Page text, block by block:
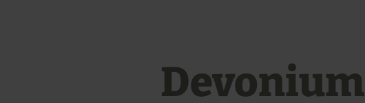
Devonium